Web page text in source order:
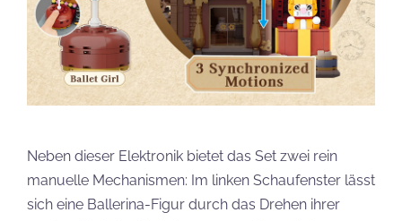
Neben dieser Elektronik bietet das Set zwei rein
manuelle Mechanismen: Im linken Schaufenster lässt
sich eine Ballerina-Figur durch das Drehen ihrer